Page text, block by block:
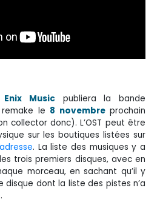
Enix Musicpubliera la bande
le 8 novembreprochain
collector donc). L’OST peut être
sur les boutiques listées sur
. La liste des musiques y a
trois premiers disques, avec en
morceau, en sachant qu’il y
disque dont la liste des pistes n’a